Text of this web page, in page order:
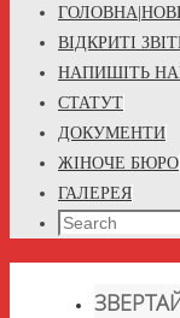
Skip
content
ВІДКРИТІ
НАПИШІТЬ
СТАТУТ
ДОКУМЕНТИ
ЖІНОЧЕ БЮРО
ГАЛЕРЕЯ
Search